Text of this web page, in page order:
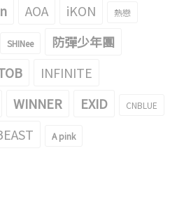
AOA iKON 熱戀
SHINee 防彈少年團
INFINITE
WINNER EXID CNBLUE
A pink